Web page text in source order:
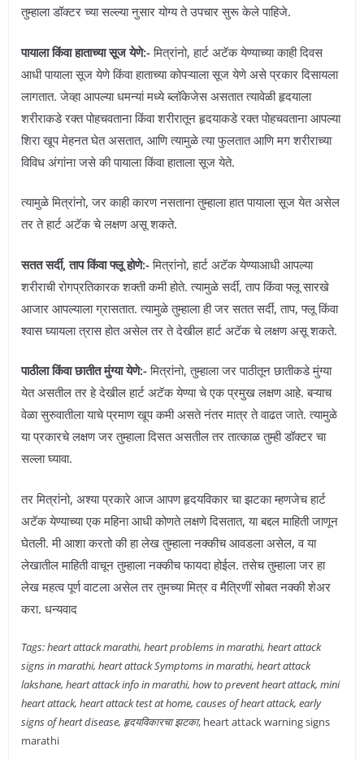
तुम्हाला डॉक्टर च्या सल्ल्या नुसार योग्य ते उपचार सुरू केले पाहिजे.
पायाला किंवा हाताच्या सूज येणे:-मित्रांनो, हार्ट अटॅक येण्याच्या काही दिवस
आधी पायाला सूज येणे किंवा हाताच्या कोपऱ्याला सूज येणे असे प्रकार दिसायला
लागतात. जेव्हा आपल्या धमन्यां मध्ये ब्लॉकेजेस असतात त्यावेळी हृदयाला
शरीराकडे रक्त पोहचवताना किंवा शरीरातून हृदयाकडे रक्त पोहचवताना आपल्या
शिरा खूप मेहनत घेत असतात, आणि त्यामुळे त्या फुलतात आणि मग शरीराच्या
विविध अंगांना जसे की पायाला किंवा हाताला सूज येते.
त्यामुळे मित्रांनो, जर काही कारण नसताना तुम्हाला हात पायाला सूज येत असेल
तर ते हार्ट अटॅक चे लक्षण असू शकते.
सतत सर्दी, ताप किंवा फ्लू होणे:-मित्रांनो, हार्ट अटॅक येण्याआधी आपल्या
शरीराची रोगप्रतिकारक शक्ती कमी होते. त्यामुळे सर्दी, ताप किंवा फ्लू सारखे
आजार आपल्याला ग्रासतात. त्यामुळे तुम्हाला ही जर सतत सर्दी, ताप, फ्लू किंवा
श्वास घ्यायला त्रास होत असेल तर ते देखील हार्ट अटॅक चे लक्षण असू शकते.
पाठीला किंवा छातीत मुंग्या येणे:-मित्रांनो, तुम्हाला जर पाठीतून छातीकडे मुंग्या
येत असतील तर हे देखील हार्ट अटॅक येण्या चे एक प्रमुख लक्षण आहे. बऱ्याच
वेळा सुरुवातीला याचे प्रमाण खूप कमी असते नंतर मात्र ते वाढत जाते. त्यामुळे
या प्रकारचे लक्षण जर तुम्हाला दिसत असतील तर तात्काळ तुम्ही डॉक्टर चा
सल्ला घ्यावा.
तर मित्रांनो, अश्या प्रकारे आज आपण हृदयविकार चा झटका म्हणजेच हार्ट
अटॅक येण्याच्या एक महिना आधी कोणते लक्षणे दिसतात, या बद्दल माहिती जाणून
घेतली. मी आशा करतो की हा लेख तुम्हाला नक्कीच आवडला असेल, व या
लेखातील माहिती वाचून तुम्हाला नक्कीच फायदा होईल. तसेच तुम्हाला जर हा
लेख महत्व पूर्ण वाटला असेल तर तुमच्या मित्र व मैत्रिणीं सोबत नक्की शेअर
करा. धन्यवाद
Tags: heart attack marathi, heart problems in marathi, heart attack
signs in marathi, heart attack Symptoms in marathi, heart attack
lakshane, heart attack info in marathi, how to prevent heart attack, mini
heart attack, heart attack test at home, causes of heart attack, early
signs of heart disease, हृदयविकारचा झटका, heart attack warning signs
marathi